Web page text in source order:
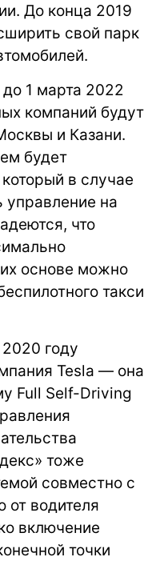
До конца 2019
свой парк
1 марта 2022
компаний будут
и Казани.
будет
в случае
управление на
что
основе можно
такси
году
Tesla — она
Full Self-Driving
тоже
совместно с
от водителя
включение
точки